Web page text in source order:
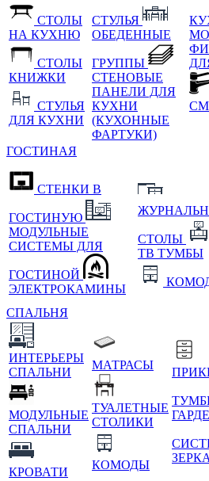
СТОЛЫ
НА КУХНЮ
СТОЛЫ
КНИЖКИ
СТУЛЬЯ
ДЛЯ КУХНИ
СТУЛЬЯ
ОБЕДЕННЫЕ
ГРУППЫ
СТЕНОВЫЕ
ПАНЕЛИ ДЛЯ
КУХНИ
(КУХОННЫЕ
ФАРТУКИ)
ГОСТИНАЯ
СТЕНКИ В
ГОСТИНУЮ
МОДУЛЬНЫЕ
СИСТЕМЫ ДЛЯ
ГОСТИНОЙ
ЭЛЕКТРОКАМИНЫ
СТОЛЫ
ТВ ТУМБЫ
СПАЛЬНЯ
ИНТЕРЬЕРЫ
СПАЛЬНИ
МОДУЛЬНЫЕ
СПАЛЬНИ
КРОВАТИ
МАТРАСЫ
ТУАЛЕТНЫЕ
СТОЛИКИ
КОМОДЫ